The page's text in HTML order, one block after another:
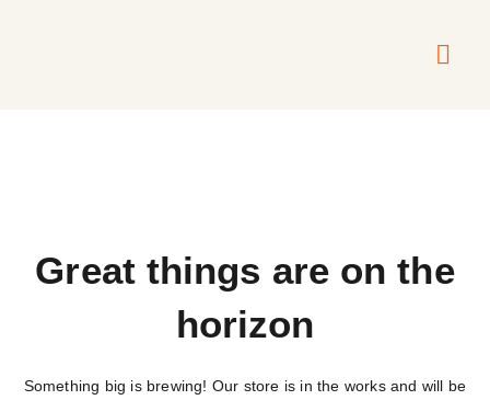
Great things are on the
horizon
Something big is brewing! Our store is in the works and will be